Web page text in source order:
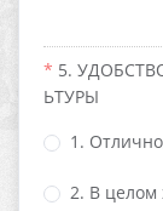
5.
ЬТУРЫ
1.
2. В целом